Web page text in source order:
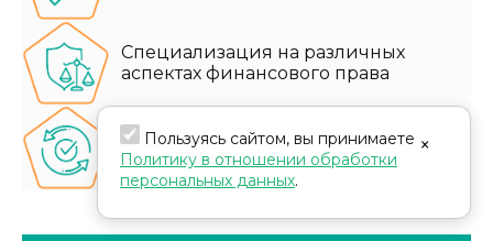
Специализация на различных
аспектах финансового права
Постоянное обновление знаний×
Пользуясь сайтом, вы принимаете
Политику в отношении обработки
персональных данных.